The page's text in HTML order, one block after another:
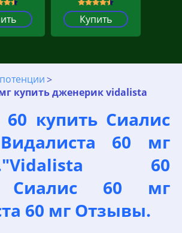
Купить
купить дженерик vidalista
купить Сиалис
60 мг
60
Сиалис 60 мг
60 мг Отзывы.